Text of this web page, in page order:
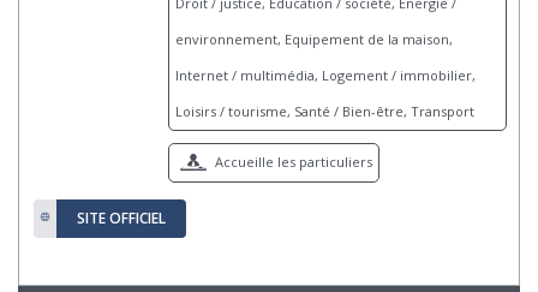
environnement, Equipement de la maison,
Internet / multimédia, Logement / immobilier,
Loisirs / tourisme, Santé / Bien-être, Transport
Accueille les particuliers
SITE OFFICIEL